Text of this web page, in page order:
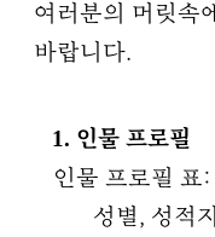
여러분의 머릿속
바랍니다.
1. 인물 프로필
인물 프로필 표
성별, 성적